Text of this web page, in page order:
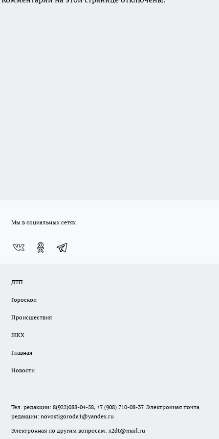
Мы в социальных сетях
ДТП
Гороскоп
Происшествия
ЖКХ
Главная
Новости
Тел. редакции: 8(922)088-04-58, +7 (908) 710-08-37. Электронная почта
редакции: novostigoroda1@yandex.ru
Электронная по другим вопросам: x2dt@mail.ru